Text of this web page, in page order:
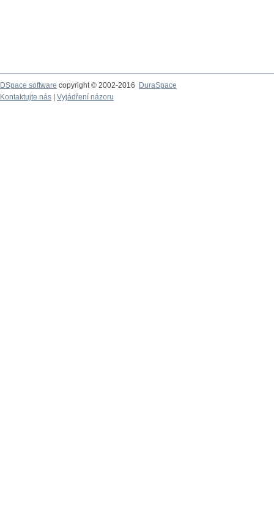
DSpace software copyright © 2002-2016
DuraSpace
Kontaktujte nás
Vyjádření názoru